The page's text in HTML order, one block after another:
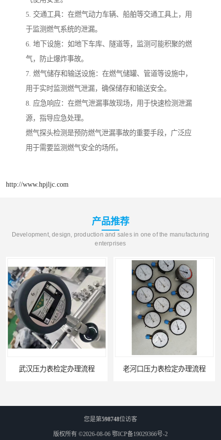
5. 交通工具：在燃气动力车辆、船舶等交通工具上，用
于监测燃气系统的泄漏。
6. 地下设施：如地下车库、隧道等，监测可能积聚的燃
气，防止爆炸事故。
7. 燃气储存和输送设施：在燃气储罐、管道等设施中，
用于实时监测燃气泄漏，确保储存和输送安全。
8. 应急响应：在燃气泄漏事故现场，用于快速检测泄漏
源，指导应急处理。
燃气探头检测是预防燃气泄漏事故的重要手段，广泛应
用于需要监测燃气安全的场所。
http://www.hpjljc.com
产品推荐
Development, design, production and sales in one of the manufacturing
enterprises
武汉压力表检定办理流程 老河口压力表检定办理流程
您是第598748位访客
版权所有 ©2026-08-06 鄂ICP备19029366号-2